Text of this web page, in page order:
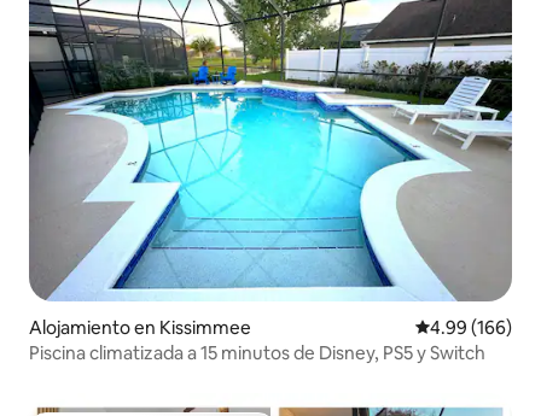
Alojamiento en Kissimmee Calificación
4.99 (166)
Piscina climatizada a 15 minutos de Disney, PS5 y Switch